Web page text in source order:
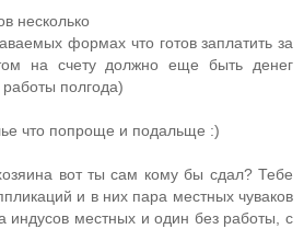
несколько
формах что готов заплатить за
на счету должно еще быть денег
полгода)
что попроще и подальще :)
вот ты сам кому бы сдал? Тебе
и в них пара местных чуваков
индусов местных и один без работы, с